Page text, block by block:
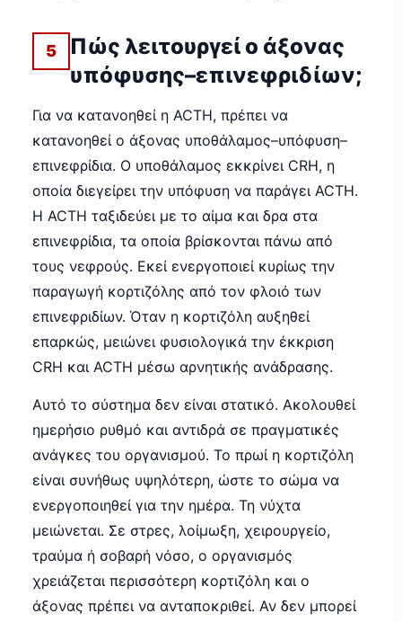
5
Πώς λειτουργεί ο άξονας
υπόφυσης–επινεφριδίων;
Για να κατανοηθεί η ACTH, πρέπει να
κατανοηθεί ο άξονας υποθάλαμος–υπόφυση–
επινεφρίδια. Ο υποθάλαμος εκκρίνει CRH, η
οποία διεγείρει την υπόφυση να παράγει ACTH.
Η ACTH ταξιδεύει με το αίμα και δρα στα
επινεφρίδια, τα οποία βρίσκονται πάνω από
τους νεφρούς. Εκεί ενεργοποιεί κυρίως την
παραγωγή κορτιζόλης από τον φλοιό των
επινεφριδίων. Όταν η κορτιζόλη αυξηθεί
επαρκώς, μειώνει φυσιολογικά την έκκριση
CRH και ACTH μέσω αρνητικής ανάδρασης.
Αυτό το σύστημα δεν είναι στατικό. Ακολουθεί
ημερήσιο ρυθμό και αντιδρά σε πραγματικές
ανάγκες του οργανισμού. Το πρωί η κορτιζόλη
είναι συνήθως υψηλότερη, ώστε το σώμα να
ενεργοποιηθεί για την ημέρα. Τη νύχτα
μειώνεται. Σε στρες, λοίμωξη, χειρουργείο,
τραύμα ή σοβαρή νόσο, ο οργανισμός
χρειάζεται περισσότερη κορτιζόλη και ο
άξονας πρέπει να ανταποκριθεί. Αν δεν μπορεί